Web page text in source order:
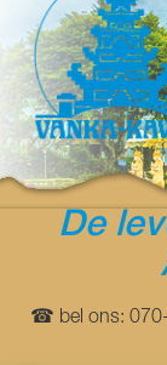
De
☎ bel ons: